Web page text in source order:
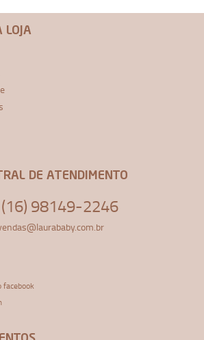
LOJA
DE ATENDIMENTO
98149-2246
facebook